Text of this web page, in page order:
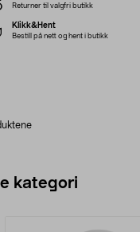
Returner til valgfri butikk
Klikk&Hent
Bestill på nett og hent i butikk
kategori